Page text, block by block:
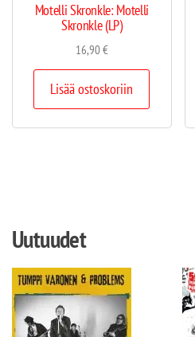
Motelli Skronkle: Motelli
Skronkle (LP)
16,90€
Lisää ostoskoriin
Uutuudet